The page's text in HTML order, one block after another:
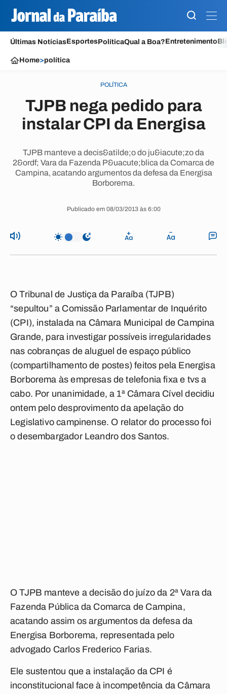
Últimas NotíciasEsportesPolíticaQual a Boa?Entretenimento
Home>política
POLÍTICA
TJPB nega pedido para
instalar CPI da Energisa
TJPB manteve a decis&atilde;o do ju&iacute;zo da
2&ordf; Vara da Fazenda P&uacute;blica da Comarca de
Campina, acatando argumentos da defesa da Energisa
Borborema.
Publicado em 08/03/2013 às 6:00
O Tribunal de Justiça da Paraíba (TJPB)
“sepultou” a Comissão Parlamentar de Inquérito
(CPI), instalada na Câmara Municipal de Campina
Grande, para investigar possíveis irregularidades
nas cobranças de aluguel de espaço público
(compartilhamento de postes) feitos pela Energisa
Borborema às empresas de telefonia fixa e tvs a
cabo. Por unanimidade, a 1ª Câmara Cível decidiu
ontem pelo desprovimento da apelação do
Legislativo campinense. O relator do processo foi
o desembargador Leandro dos Santos.
O TJPB manteve a decisão do juízo da 2ª Vara da
Fazenda Pública da Comarca de Campina,
acatando assim os argumentos da defesa da
Energisa Borborema, representada pelo
advogado Carlos Frederico Farias.
Ele sustentou que a instalação da CPI é
inconstitucional face à incompetência da Câmara